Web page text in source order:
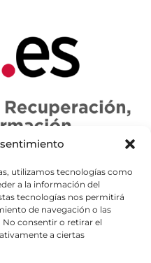
utilizamos tecnologías como
a la información del
tecnologías nos permitirá
de navegación o las
No consentir o retirar el
a ciertas